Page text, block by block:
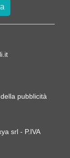
pubblicità
srl - P.IVA